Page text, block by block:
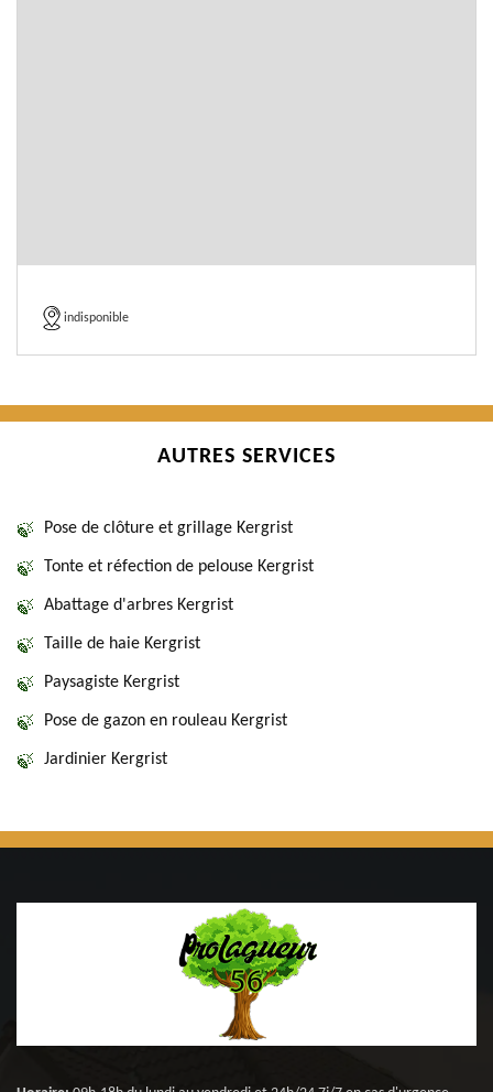
indisponible
AUTRES SERVICES
Pose de clôture et grillage Kergrist
Tonte et réfection de pelouse Kergrist
Abattage d'arbres Kergrist
Taille de haie Kergrist
Paysagiste Kergrist
Pose de gazon en rouleau Kergrist
Jardinier Kergrist